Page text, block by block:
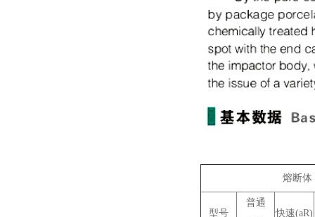
熔断体
型号
普通
快速(aR)